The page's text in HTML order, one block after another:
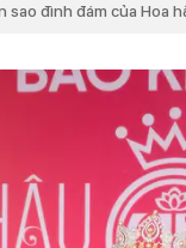
sao đình đám của Hoa